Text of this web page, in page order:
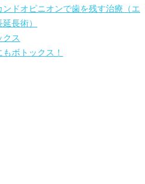
ドオピニオンで歯を残す治療（エ
長術）
ス
ボトックス！